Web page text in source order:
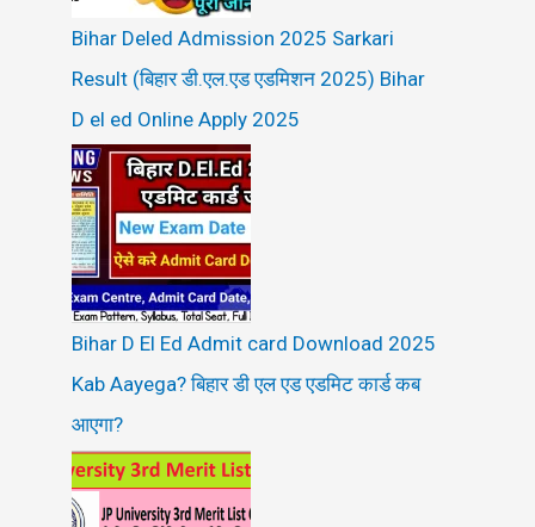
Bihar Deled Admission 2025 Sarkari
Result (बिहार डी.एल.एड एडमिशन 2025) Bihar
D el ed Online Apply 2025
Bihar D El Ed Admit card Download 2025
Kab Aayega? बिहार डी एल एड एडमिट कार्ड कब
आएगा?